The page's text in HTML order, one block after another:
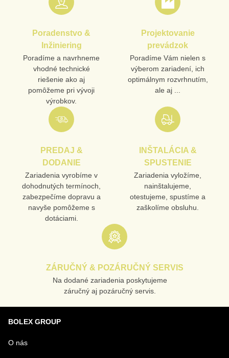
Poradenstvo &
Inžiniering
Poradíme a navrhneme
vhodné technické
riešenie ako aj
pomôžeme pri vývoji
výrobkov.
Projektovanie
prevádzok
Poradíme Vám nielen s
výberom zariadení, ich
optimálnym rozvrhnutím,
ale aj ...
PREDAJ &
DODANIE
Zariadenia vyrobíme v
dohodnutých termínoch,
zabezpečíme dopravu a
navyše pomôžeme s
dotáciami.
INŠTALÁCIA &
SPUSTENIE
Zariadenia vyložíme,
nainštalujeme,
otestujeme, spustíme a
zaškolíme obsluhu.
ZÁRUČNÝ & POZÁRUČNÝ SERVIS
Na dodané zariadenia poskytujeme
záručný aj pozáručný servis.
BOLEX GROUP
O nás